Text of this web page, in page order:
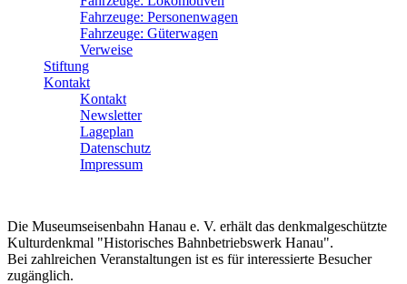
Fahrzeuge: Personenwagen
Fahrzeuge: Güterwagen
Verweise
Stiftung
Kontakt
Kontakt
Newsletter
Lageplan
Datenschutz
Impressum
Die Museumseisenbahn Hanau e. V. erhält das denkmalgeschützte
Kulturdenkmal "Historisches Bahnbetriebswerk Hanau".
Bei zahlreichen Veranstaltungen ist es für interessierte Besucher
zugänglich.